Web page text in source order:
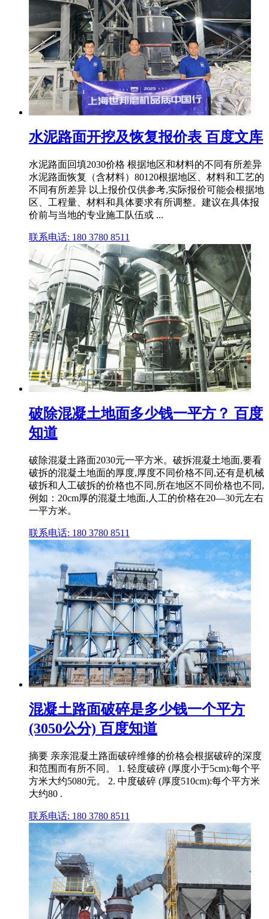
水泥路面开挖及恢复报价表 百度文库
水泥路面回填2030价格 根据地区和材料的不同有所差异
水泥路面恢复（含材料）80120根据地区、材料和工艺的
不同有所差异 以上报价仅供参考,实际报价可能会根据地
区、工程量、材料和具体要求有所调整。建议在具体报
价前与当地的专业施工队伍或 ...
联系电话: 180 3780 8511
破除混凝土地面多少钱一平方？ 百度
知道
破除混凝土路面2030元一平方米。破拆混凝土地面,要看
破拆的混凝土地面的厚度,厚度不同价格不同,还有是机械
破拆和人工破拆的价格也不同,所在地区不同价格也不同,
例如：20cm厚的混凝土地面,人工的价格在20—30元左右
一平方米。
联系电话: 180 3780 8511
混凝土路面破碎是多少钱一个平方
(3050公分) 百度知道
摘要 亲亲混凝土路面破碎维修的价格会根据破碎的深度
和范围而有所不同。 1. 轻度破碎 (厚度小于5cm):每个平
方米大约5080元。 2. 中度破碎 (厚度510cm):每个平方米
大约80 .
联系电话: 180 3780 8511